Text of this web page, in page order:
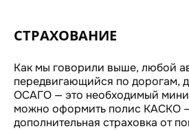
СТРАХОВАНИЕ
Как мы говорили выше, любой
передвигающийся по дорогам,
ОСАГО — это необходимый
можно оформить полис КАСКО
дополнительная страховка от